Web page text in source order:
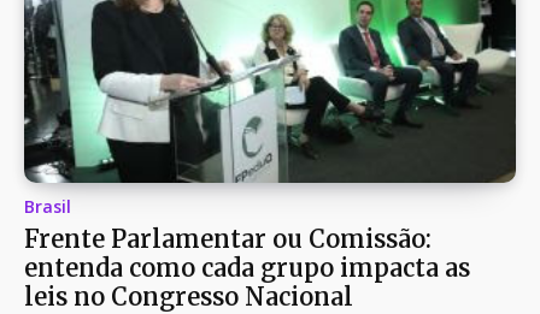
Brasil
Frente Parlamentar ou Comissão:
entenda como cada grupo impacta as
leis no Congresso Nacional